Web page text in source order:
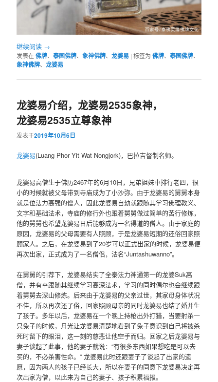
继续阅读 →
发表在佛牌、泰国佛牌、象神佛牌、龙婆易 |标签为 佛牌、泰国佛牌、
象神佛牌、龙婆易
龙婆易介绍，龙婆易2535象神，
龙婆易2535立尊象神
发表于2019年10月6日
龙婆易(Luang Phor Yit Wat Nongjork)，巴拉吉督制名师。
龙婆易高僧生于佛历2467年的6月10日，兄弟姐妹中排行老四，很
小的时候就被父母带到寺庙成为了小沙弥。由于龙婆易的舅舅本身
就是位法力高强的僧人，因此龙婆易自幼就跟随其学习佛理教义、
文字和基础法术，寺庙的修行外也跟着舅舅做过简单的苦行修炼，
他的舅舅也希望龙婆易日后能够成为一名得道的僧人。由于家庭的
原因，龙婆易的父母需要有人照顾，于是龙婆易短期的还俗回家照
顾家人。之后，在龙婆易到了20岁可以正式出家的时候，龙婆易便
再次出家，正式成为了一名僧侣，法名“Juntashuwanno”。
在舅舅的引荐下，龙婆易结实了全泰法力神通第一的龙婆Suk高
僧，并有幸跟随其继续学习高深法术，学习的同时偶尔也会继续跟
着舅舅去深山修炼。后来由于龙婆易的父亲过世，其家母身体状况
不佳，所以再次还了俗，回家照顾母亲的同时龙婆易也结了婚并生
了孩子。多年以后，龙婆易在一个晚上持枪出外打猎，当要射杀一
只兔子的时候，月光让龙婆易清楚地看到了兔子意识到自己将被杀
死时留下的眼泪，这一刻的慈悲让他空手而归。回家之后龙婆易与
妻子谈起了此事，他的妻子就说：“有很多东西如果想吃是可以去
买的，不必杀害性命。” 龙婆易此时还跟妻子了谈起了出家的遗
愿，因为两人的孩子已经长大，所以在妻子的同意下龙婆易决定再
次出家为僧，以此来为自己的妻子、孩子积累福报。